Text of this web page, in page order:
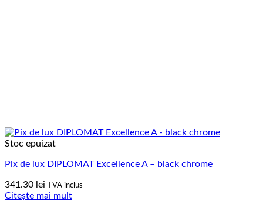
Stoc epuizat
Pix de lux DIPLOMAT Excellence A – black chrome
341.30 lei TVA inclus
Citește mai mult